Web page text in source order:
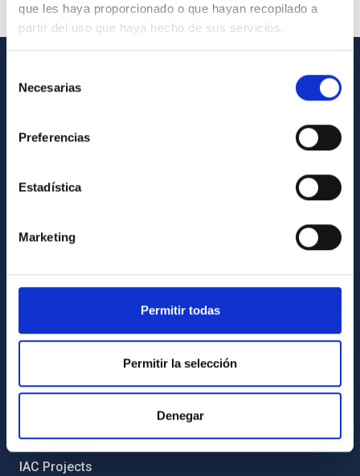
que les haya proporcionado o que hayan recopilado a
partir del uso que haya hecho de sus servicios.
Necesarias
Preferencias
Estadística
Marketing
Permitir todas
Permitir la selección
Denegar
GENERAL INFORMATION
How to get to the IAC
Transparency
Code of ethics and anti-fraud policy
Gender equality and diversity
Environment and Sustainability
Forever IAC
IAC Projects